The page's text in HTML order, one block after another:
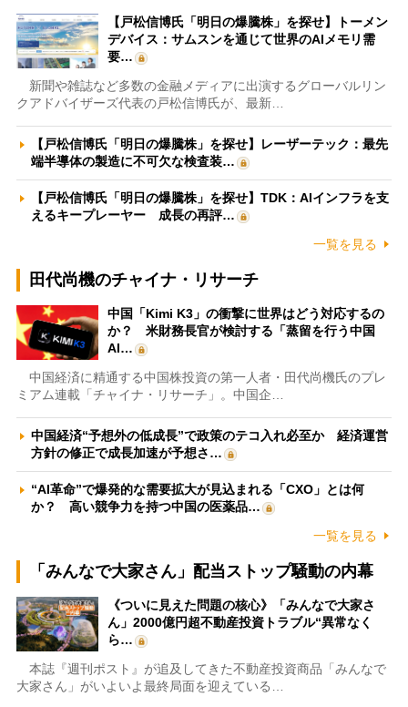
【戸松信博氏「明日の爆騰株」を探せ】トーメン
デバイス：サムスンを通じて世界のAIメモリ需
要…
新聞や雑誌など多数の金融メディアに出演するグローバルリン
クアドバイザーズ代表の戸松信博氏が、最新…
【戸松信博氏「明日の爆騰株」を探せ】レーザーテック：最先
端半導体の製造に不可欠な検査装…
【戸松信博氏「明日の爆騰株」を探せ】TDK：AIインフラを支
えるキープレーヤー 成長の再評…
一覧を見る
田代尚機のチャイナ・リサーチ
中国「Kimi K3」の衝撃に世界はどう対応するの
か？ 米財務長官が検討する「蒸留を行う中国
AI…
中国経済に精通する中国株投資の第一人者・田代尚機氏のプレ
ミアム連載「チャイナ・リサーチ」。中国企…
中国経済“予想外の低成長”で政策のテコ入れ必至か 経済運営
方針の修正で成長加速が予想さ…
“AI革命”で爆発的な需要拡大が見込まれる「CXO」とは何
か？ 高い競争力を持つ中国の医薬品…
一覧を見る
「みんなで大家さん」配当ストップ騒動の内幕
《ついに見えた問題の核心》「みんなで大家さ
ん」2000億円超不動産投資トラブル“異常なく
ら…
本誌『週刊ポスト』が追及してきた不動産投資商品「みんなで
大家さん」がいよいよ最終局面を迎えている…